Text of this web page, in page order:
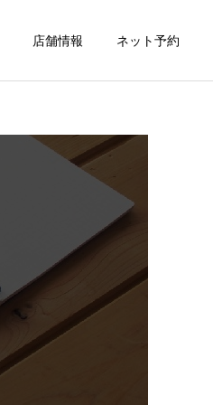
店舗情報 ネット予約